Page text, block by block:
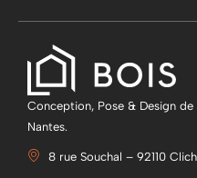
Conception, Pose & Design
Nantes.
8 rue Souchal – 92110